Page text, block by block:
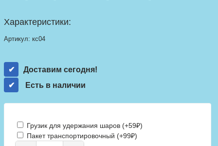
Характеристики:
Артикул: кс04
Доставим сегодня!
Есть в наличии
Грузик для удержания шаров (+59₽)
Пакет транспортировочный (+99₽)